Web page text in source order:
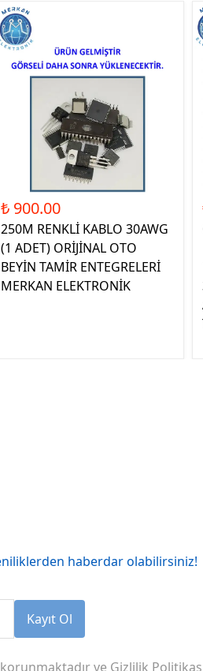
₺ 900.00
250M RENKLİ KABLO 30AWG
(1 ADET) ORİJİNAL OTO
BEYİN TAMİR ENTEGRELERİ
MERKAN ELEKTRONİK
haberdar olabilirsiniz!
Kayıt Ol
ve Gizlilik